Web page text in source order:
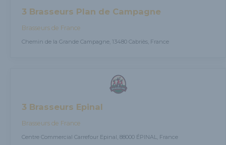
3 Brasseurs Plan de Campagne
Brasseurs de France
Chemin de la Grande Campagne, 13480 Cabriès, France
3 Brasseurs Epinal
Brasseurs de France
Centre Commercial Carrefour Epinal, 88000 ÉPINAL, France